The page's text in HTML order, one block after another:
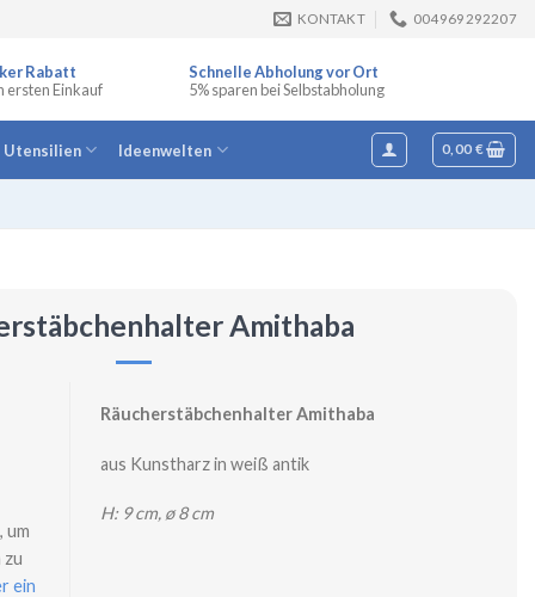
KONTAKT 004969292207
Rabatt
ersten Einkauf
Schnelle Abholung vor Ort
5% sparen bei Selbstabholung
Ideenwelten 0,00 €
Amithaba
um
ein
Räucherstäbchenhalter Amithaba
aus Kunstharz in weiß antik
H: 9 cm, ø 8 cm